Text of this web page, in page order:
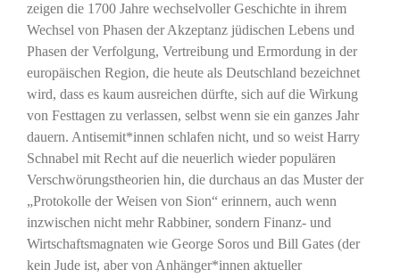
zeigen die 1700 Jahre wechselvoller Geschichte in ihrem
Wechsel von Phasen der Akzeptanz jüdischen Lebens und
Phasen der Verfolgung, Vertreibung und Ermordung in der
europäischen Region, die heute als Deutschland bezeichnet
wird, dass es kaum ausreichen dürfte, sich auf die Wirkung
von Festtagen zu verlassen, selbst wenn sie ein ganzes Jahr
dauern. Antisemit*innen schlafen nicht, und so weist Harry
Schnabel mit Recht auf die neuerlich wieder populären
Verschwörungstheorien hin, die durchaus an das Muster der
„Protokolle der Weisen von Sion“ erinnern, auch wenn
inzwischen nicht mehr Rabbiner, sondern Finanz- und
Wirtschaftsmagnaten wie George Soros und Bill Gates (der
kein Jude ist, aber von Anhänger*innen aktueller